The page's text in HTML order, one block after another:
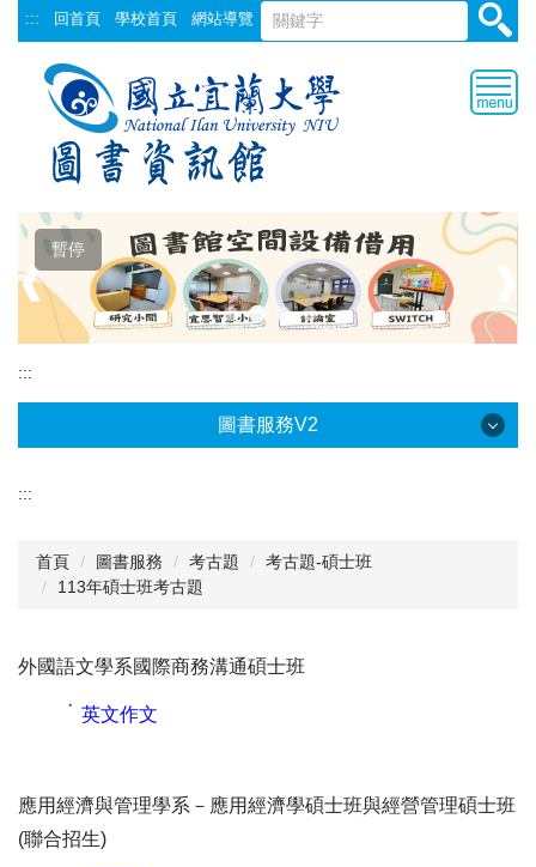
跳
到
::: 回首頁 學校首頁 網站導覽
暫停
❰
:::
圖書服務V2
閱讀與推廣
:::
首頁 圖書服務 考古題
考古題-碩士班
113年碩士班考古題
外國語文學系國際商務溝通碩士班
˙ 英文作文
應用經濟與管理學系－應用經濟學碩士班與經營管理碩士班
(聯合招生)